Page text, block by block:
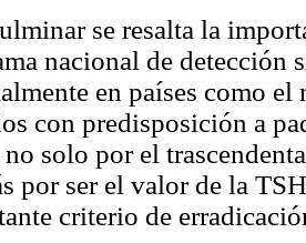
se resalta la
nacional de
en países como
con predisposición a
solo por el
por ser el valor de la
criterio de